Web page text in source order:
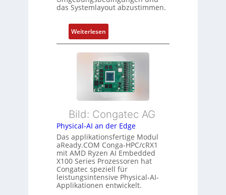
g
n
Z
u
s
t
a
n
d
ü
b
e
r
w
a
c
h
t
f
ü
r
m
e
h
r
i
s
t
u
n
g
das Systemlayout abzustimmen.
Weiterlesen:
F
l
e
x
i
b
e
E
t
h
e
r
c
a
Bild: Congatec AG
Physical-AI an der Edge
Das applikationsfertige Modul
aReady.COM Conga-HPC/cRX1
mit AMD Ryzen AI Embedded
X100 Series Prozessoren hat
Congatec speziell für
leistungsintensive Physical-AI-
Applikationen entwickelt.